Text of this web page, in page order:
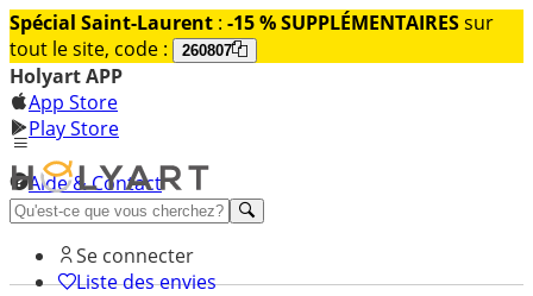
Spécial Saint-Laurent : -15 % SUPPLÉMENTAIRESsur
tout le site, code :
260807
Holyart APP
App Store
Play Store
Aide & Contact
Découvrez Premium
Se connecter
Liste des envies